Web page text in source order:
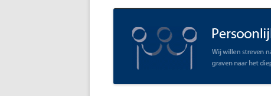
OPEN